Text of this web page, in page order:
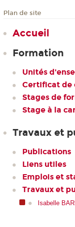
Plan de site
Accueil
Formation
Unités
Certificat de
Stages de
Stage à la
Travaux et
Publications
Liens utiles
Emplois et
Travaux et
Isabelle